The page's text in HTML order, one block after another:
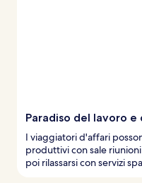
Paradiso del lavoro
I viaggiatori d'affari
produttivi con sale
poi rilassarsi con servizi